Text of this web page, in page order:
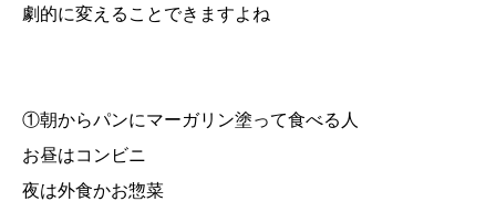
劇的に変えることできますよね
①朝からパンにマーガリン塗って食べる人
お昼はコンビニ
夜は外食かお惣菜